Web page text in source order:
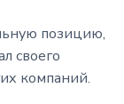
позицию,
своего
компаний.